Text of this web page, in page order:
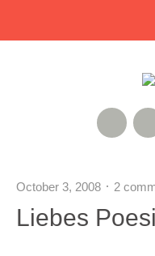
October 3, 2008 2
Liebes